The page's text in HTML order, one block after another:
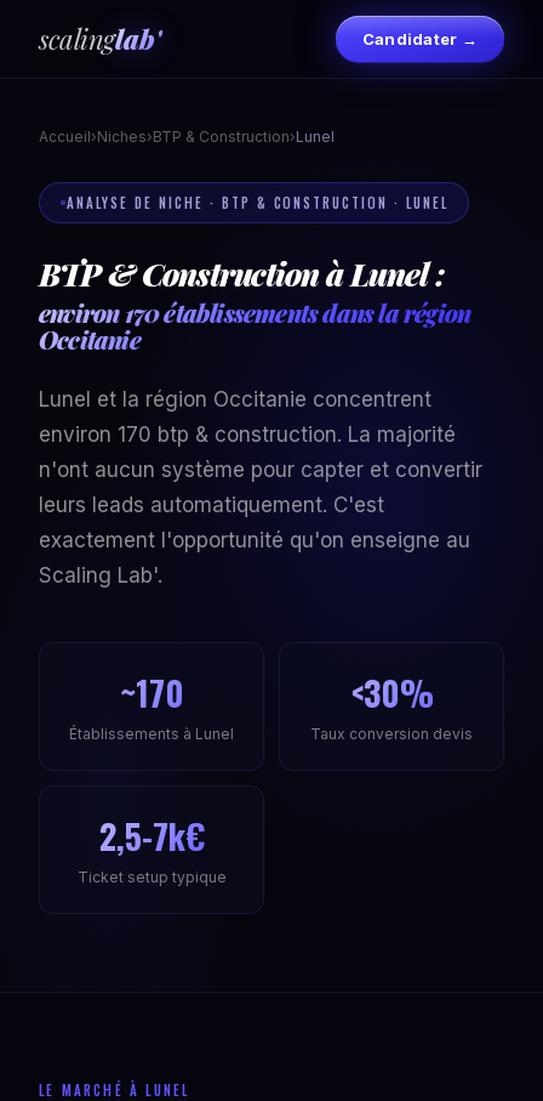
scalinglab' Candidater →
Accueil›Niches›BTP & Construction›Lunel
ANALYSE DE NICHE · BTP & CONSTRUCTION · LUNEL
BTP & Construction à Lunel :
environ 170 établissements dans la région
Occitanie
Lunel et la région Occitanie concentrent
environ 170 btp & construction. La majorité
n'ont aucun système pour capter et convertir
leurs leads automatiquement. C'est
exactement l'opportunité qu'on enseigne au
Scaling Lab'.
~170
Établissements à Lunel
<30%
Taux conversion devis
2,5-7k€
Ticket setup typique
LE MARCHÉ À LUNEL